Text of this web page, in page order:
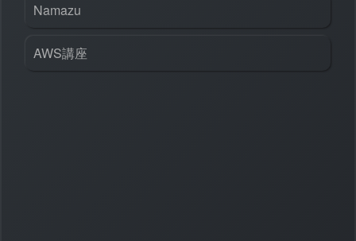
Namazu
AWS講座